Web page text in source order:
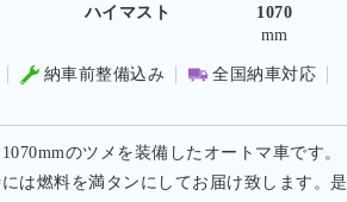
ハイマスト
1070
mm
納車前整備込み
全国納車対応
のツメを装備したオートマ車です。
は燃料を満タンにしてお届け致します。是